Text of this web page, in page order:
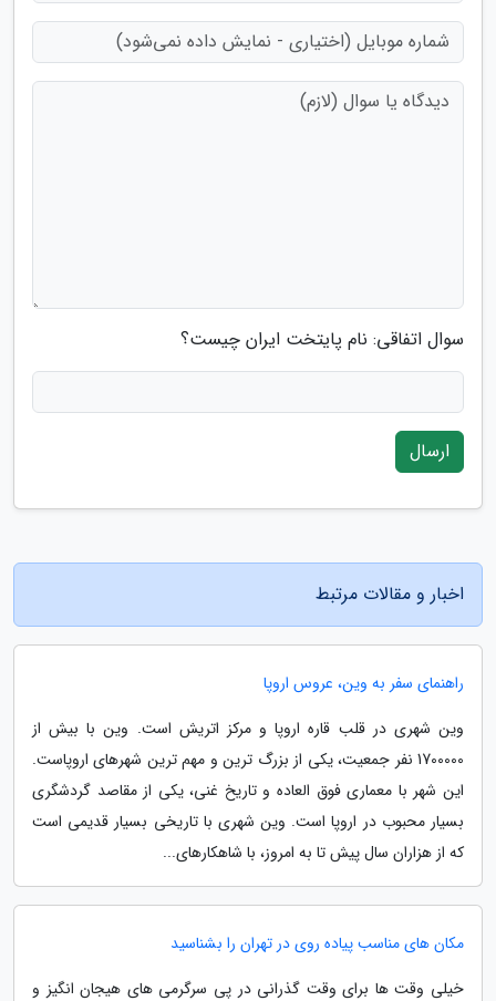
سوال اتفاقی: نام پایتخت ایران چیست؟
ارسال
اخبار و مقالات مرتبط
راهنمای سفر به وین، عروس اروپا
وین شهری در قلب قاره اروپا و مرکز اتریش است. وین با بیش از
1700000 نفر جمعیت، یکی از بزرگ ترین و مهم ترین شهرهای اروپاست.
این شهر با معماری فوق العاده و تاریخ غنی، یکی از مقاصد گردشگری
بسیار محبوب در اروپا است. وین شهری با تاریخی بسیار قدیمی است
که از هزاران سال پیش تا به امروز، با شاهکارهای...
مکان های مناسب پیاده روی در تهران را بشناسید
خیلی وقت ها برای وقت گذرانی در پی سرگرمی های هیجان انگیز و